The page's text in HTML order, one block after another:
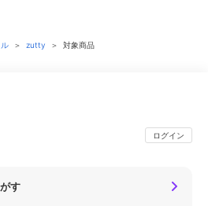
＞ zutty ＞ 対象商品
ログイン
す